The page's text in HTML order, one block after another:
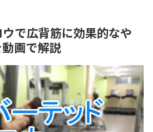
で広背筋に効果的なや
画で解説